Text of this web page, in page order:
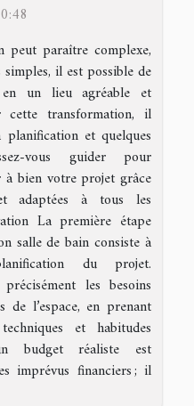
peut paraître complexe,
il est possible de
un lieu agréable et
cette transformation, il
et quelques
vous guider pour
bien votre projet grâce
adaptées à tous les
La première étape
salle de bain consiste à
du projet.
les besoins
de l’espace, en prenant
et habitudes
budget réaliste est
imprévus financiers ; il